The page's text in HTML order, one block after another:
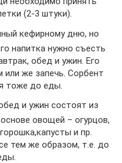
(2-3 штуки).
кефирному дню, но
напитка нужно съесть
обед и ужин. Его
же запечь. Сорбент
тоже до еды.
и ужин состоят из
овощей – огурцов,
и пр.
тем же образом, т.е. до